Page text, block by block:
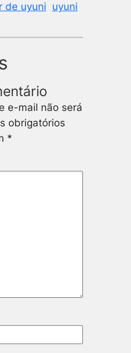
de uyuni uyuni
e-mail não será
obrigatórios
*